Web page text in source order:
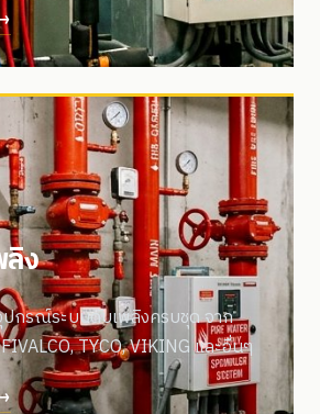
ง
ปกรณ์ระบบดับเพลิงครบชุด จาก
TYCO, VIKING และอื่นๆ